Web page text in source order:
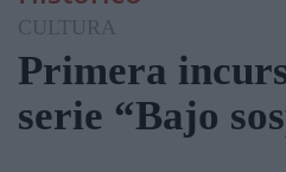
Módulos Portada Jaén Provincia
CULTURA
Primera
serie “Bajo